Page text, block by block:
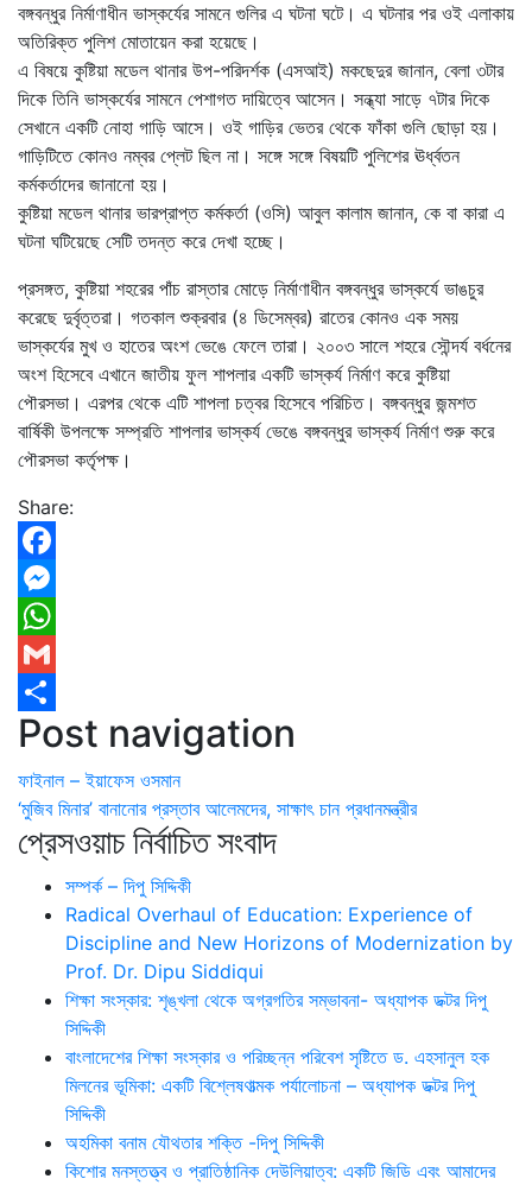
বঙ্গবন্ধুর নির্মাণাধীন ভাস্কর্যের সামনে গুলির এ ঘটনা ঘটে। এ ঘটনার পর ওই এলাকায়
অতিরিক্ত পুলিশ মোতায়েন করা হয়েছে।
এ বিষয়ে কুষ্টিয়া মডেল থানার উপ-পরিদর্শক (এসআই) মকছেদুর জানান, বেলা ৩টার
দিকে তিনি ভাস্কর্যের সামনে পেশাগত দায়িত্বে আসেন। সন্ধ্যা সাড়ে ৭টার দিকে
সেখানে একটি নোহা গাড়ি আসে। ওই গাড়ির ভেতর থেকে ফাঁকা গুলি ছোড়া হয়।
গাড়িটিতে কোনও নম্বর প্লেট ছিল না। সঙ্গে সঙ্গে বিষয়টি পুলিশের ঊর্ধ্বতন
কর্মকর্তাদের জানানো হয়।
কুষ্টিয়া মডেল থানার ভারপ্রাপ্ত কর্মকর্তা (ওসি) আবুল কালাম জানান, কে বা কারা এ
ঘটনা ঘটিয়েছে সেটি তদন্ত করে দেখা হচ্ছে।
প্রসঙ্গত, কুষ্টিয়া শহরের পাঁচ রাস্তার মোড়ে নির্মাণাধীন বঙ্গবন্ধুর ভাস্কর্যে ভাঙচুর
করেছে দুর্বৃত্তরা। গতকাল শুক্রবার (৪ ডিসেম্বর) রাতের কোনও এক সময়
ভাস্কর্যের মুখ ও হাতের অংশ ভেঙে ফেলে তারা। ২০০৩ সালে শহরে সৌন্দর্য বর্ধনের
অংশ হিসেবে এখানে জাতীয় ফুল শাপলার একটি ভাস্কর্য নির্মাণ করে কুষ্টিয়া
পৌরসভা। এরপর থেকে এটি শাপলা চত্বর হিসেবে পরিচিত। বঙ্গবন্ধুর জন্মশত
বার্ষিকী উপলক্ষে সম্প্রতি শাপলার ভাস্কর্য ভেঙে বঙ্গবন্ধুর ভাস্কর্য নির্মাণ শুরু করে
পৌরসভা কর্তৃপক্ষ।
Share:
Facebook
Messenger
WhatsApp
Gmail
Share
Post navigation
ফাইনাল – ইয়াফেস ওসমান
‘মুজিব মিনার’ বানানোর প্রস্তাব আলেমদের, সাক্ষাৎ চান প্রধানমন্ত্রীর
প্রেসওয়াচ নির্বাচিত সংবাদ
সম্পর্ক – দিপু সিদ্দিকী
Radical Overhaul of Education: Experience of
Discipline and New Horizons of Modernization by
Prof. Dr. Dipu Siddiqui
শিক্ষা সংস্কার: শৃঙ্খলা থেকে অগ্রগতির সম্ভাবনা- অধ্যাপক ডক্টর দিপু
সিদ্দিকী
বাংলাদেশের শিক্ষা সংস্কার ও পরিচ্ছন্ন পরিবেশ সৃষ্টিতে ড. এহসানুল হক
মিলনের ভূমিকা: একটি বিশ্লেষণাত্মক পর্যালোচনা – অধ্যাপক ডক্টর দিপু
সিদ্দিকী
অহমিকা বনাম যৌথতার শক্তি -দিপু সিদ্দিকী
কিশোর মনস্তত্ত্ব ও প্রাতিষ্ঠানিক দেউলিয়াত্ব: একটি জিডি এবং আমাদের